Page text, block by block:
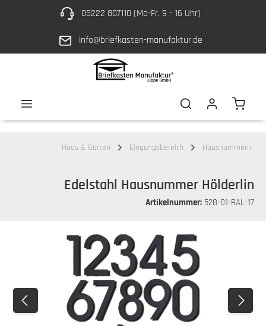
Zum Hauptinhalt springen05222 807110 (Mo-Fr. 9 - 16 Uhr)
info@briefkasten-manufaktur.de
Haus & Garten Eingangsbereich Hausnummern
Edelstahl Hausnummer Hölderlin
Artikelnummer: 528-01-RAL-17
Bildergalerie überspringen